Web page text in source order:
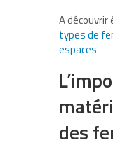
A découvrir
types de
espaces
des